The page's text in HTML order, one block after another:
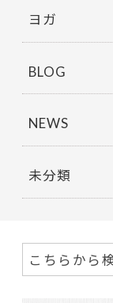
ヨガ
BLOG
NEWS
未分類